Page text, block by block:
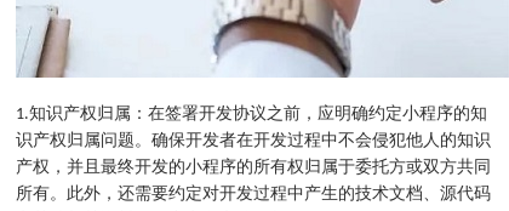
1.知识产权归属：在签署开发协议之前，应明确约定小程序的知
识产权归属问题。确保开发者在开发过程中不会侵犯他人的知识
产权，并且最终开发的小程序的所有权归属于委托方或双方共同
所有。此外，还需要约定对开发过程中产生的技术文档、源代码